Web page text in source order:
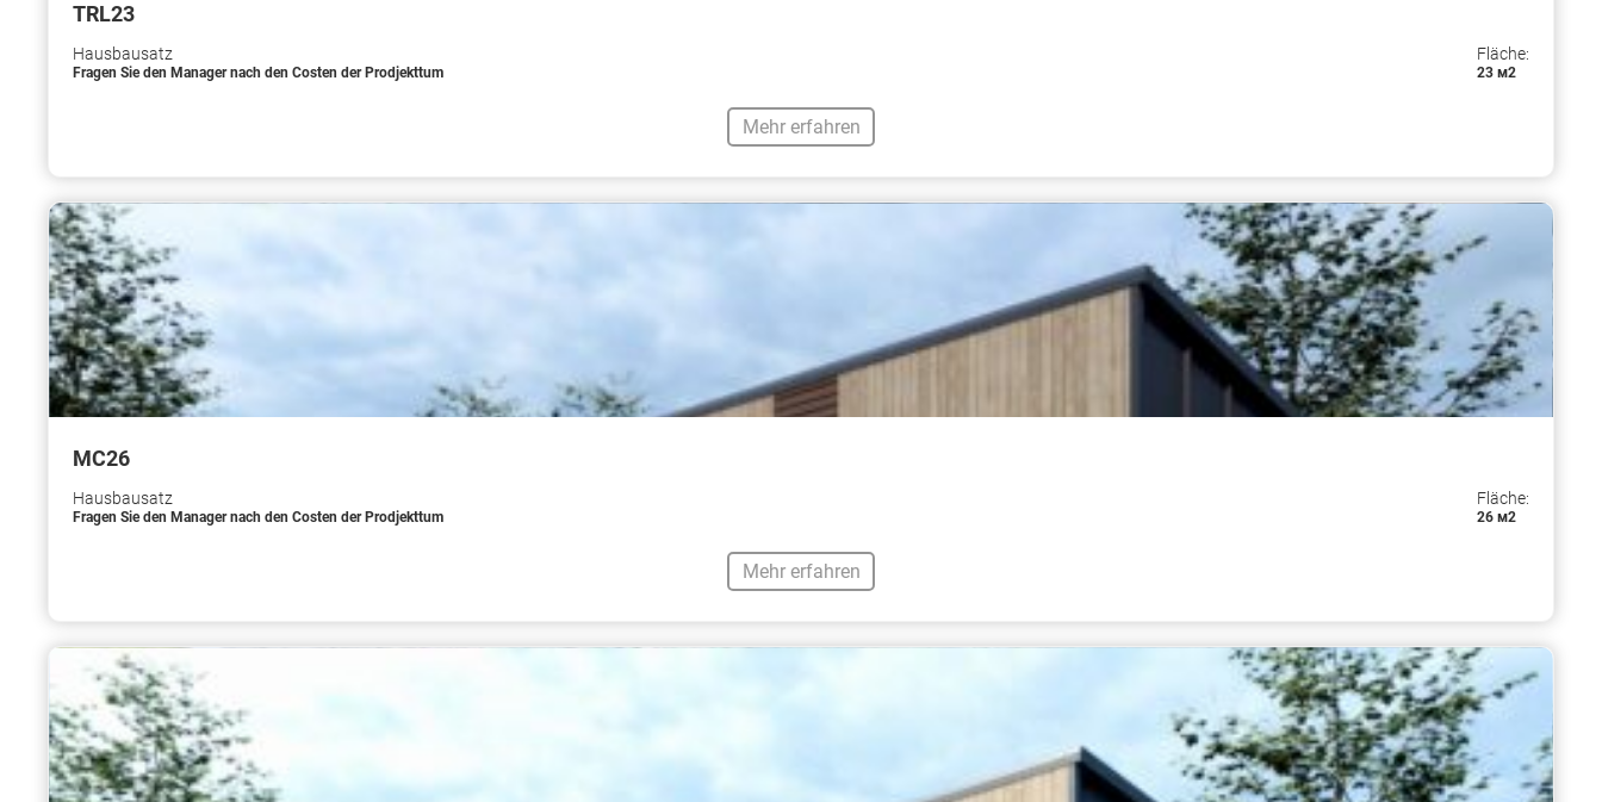
TRL23
Hausbausatz
Fragen Sie den Manager nach den Costen der Prodjekttum
Fläche:
23 м2
Mehr erfahren
МС26
Hausbausatz
Fragen Sie den Manager nach den Costen der Prodjekttum
Fläche:
26 м2
Mehr erfahren